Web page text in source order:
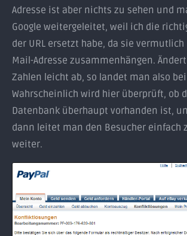
Adresse ist aber nichts zu sehen und
Google weitergeleitet, weil ich die
der URL ersetzt habe, da sie
Mail-Adresse zusammenhängen.
Zahlen leicht ab, so landet man also bei
Wahrscheinlich wird hier überprüft, ob
Datenbank überhaupt vorhanden ist,
dann leitet man den Besucher einfach
weiter.